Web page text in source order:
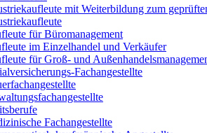
mit Weiterbildung zum
für Büromanagement
im Einzelhandel und Verkäufer
für Groß- und
Fachangestellte
Fachangestellte